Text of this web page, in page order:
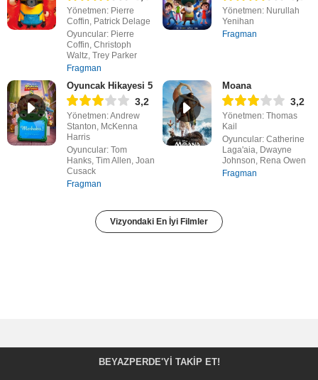
Yönetmen: Pierre
Coffin, Patrick Delage
Oyuncular: Pierre
Coffin, Christoph
Waltz, Trey Parker
Fragman
Yönetmen: Nurullah
Yenihan
Fragman
Oyuncak Hikayesi 5
3,2
Yönetmen: Andrew
Stanton, McKenna
Harris
Oyuncular: Tom
Hanks, Tim Allen, Joan
Cusack
Fragman
Moana
3,2
Yönetmen: Thomas
Kail
Oyuncular: Catherine
Laga'aia, Dwayne
Johnson, Rena Owen
Fragman
Vizyondaki En İyi Filmler
BEYAZPERDE'YI TAKIP ET!